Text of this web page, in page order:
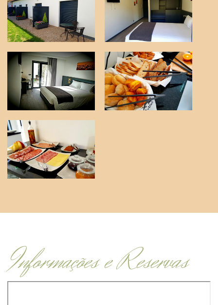
Informações e Reservas